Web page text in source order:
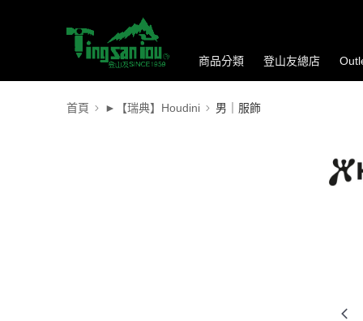
商品分類 登山友總店
首頁 ►【瑞典】Houdini 男｜服飾